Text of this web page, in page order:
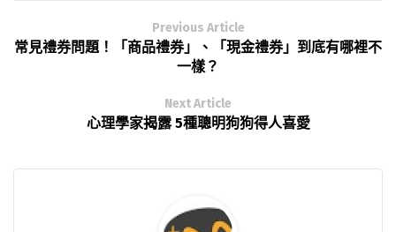
Previous Article
常見禮券問題！「商品禮券」、「現金禮券」到底有哪裡不
一樣？
Next Article
心理學家揭露 5種聰明狗狗得人喜愛